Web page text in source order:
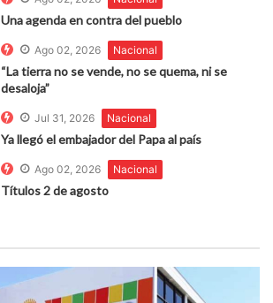
Una agenda en contra del pueblo
Ago 02, 2026 Nacional
“La tierra no se vende, no se quema, ni se
desaloja”
Jul 31, 2026 Nacional
Ya llegó el embajador del Papa al país
Ago 02, 2026 Nacional
Títulos 2 de agosto